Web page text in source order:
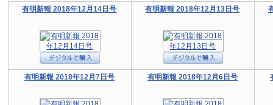
有明新報 2018年12月14日号 有明新報 2018年12月13日号
有明新報 2018年12月7日号 有明新報 2018年12月6日号